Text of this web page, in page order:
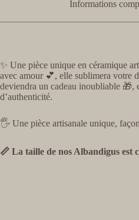
Informations
✨ Une pièce unique en céramique
avec amour 💕, elle sublimera votre
deviendra un cadeau inoubliable 🎁,
d’authenticité.
🖐️ Une pièce artisanale unique,
📏 La taille de nos Albandigus est